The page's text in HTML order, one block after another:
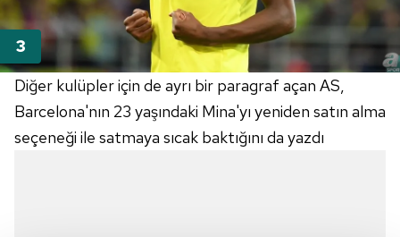
Diğer kulüpler için de ayrı bir paragraf açan AS,
Barcelona'nın 23 yaşındaki Mina'yı yeniden satın alma
seçeneği ile satmaya sıcak baktığını da yazdı